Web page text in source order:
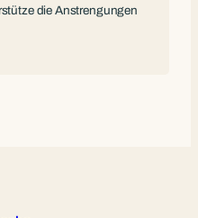
die Anstrengungen